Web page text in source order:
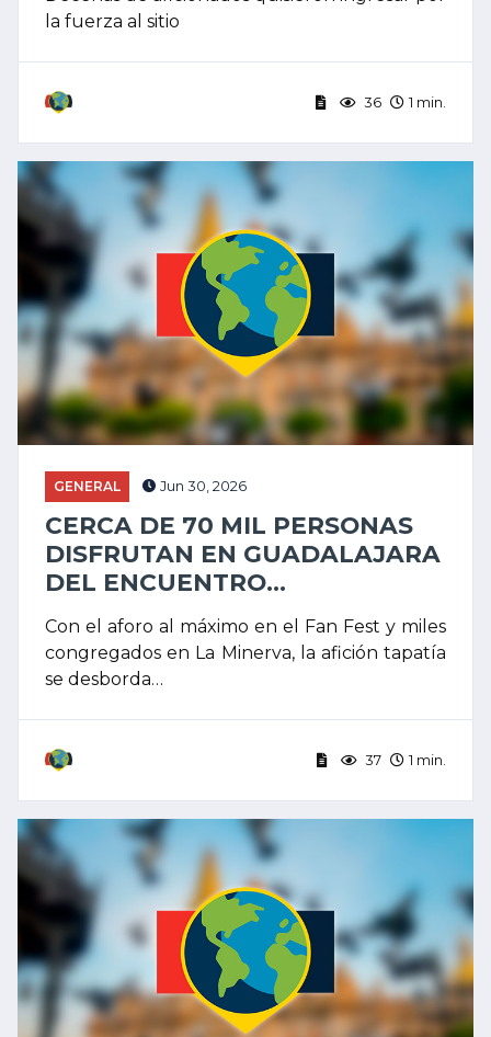
la fuerza al sitio
36 1 min.
GENERAL Jun 30, 2026
CERCA DE 70 MIL PERSONAS
DISFRUTAN EN GUADALAJARA
DEL ENCUENTRO...
Con el aforo al máximo en el Fan Fest y miles
congregados en La Minerva, la afición tapatía
se desborda…
37 1 min.